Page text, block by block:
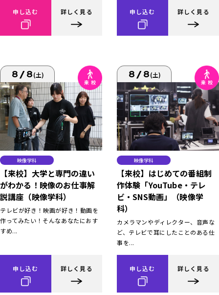
申し込む 詳しく見る 申し込む 詳しく見る
8/8(土)
映像学科
【来校】大学と専門の違い
がわかる！映像のお仕事解
説講座（映像学科）
テレビが好き！映画が好き！動画を
作ってみたい！そんなあなたにおす
すめ...
申し込む 詳しく見る
8/8(土)
映像学科
【来校】はじめての番組制
作体験「YouTube・テレ
ビ・SNS動画」（映像学
科）
カメラマンやディレクター、音声な
ど、テレビで耳にしたことのある仕
事を...
申し込む 詳しく見る